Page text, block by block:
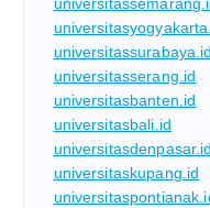
universitassurabaya.id
universitasserang.id
universitasbanten.id
universitasbali.id
universitasdenpasar.id
universitaskupang.id